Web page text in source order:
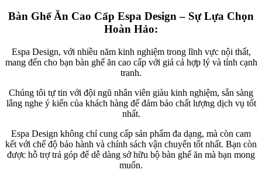
Bàn Ghế Ăn Cao Cấp Espa Design – Sự Lựa Chọn
Hoàn Hảo:
Espa Design, với nhiều năm kinh nghiệm trong lĩnh vực nội thất,
mang đến cho bạn bàn ghế ăn cao cấp với giá cả hợp lý và tính cạnh
tranh.
Chúng tôi tự tin với đội ngũ nhân viên giàu kinh nghiệm, sẵn sàng
lắng nghe ý kiến của khách hàng để đảm bảo chất lượng dịch vụ tốt
nhất.
Espa Design không chỉ cung cấp sản phẩm đa dạng, mà còn cam
kết với chế độ bảo hành và chính sách vận chuyển tốt nhất. Bạn còn
được hỗ trợ trả góp để dễ dàng sở hữu bộ bàn ghế ăn mà bạn mong
muốn.